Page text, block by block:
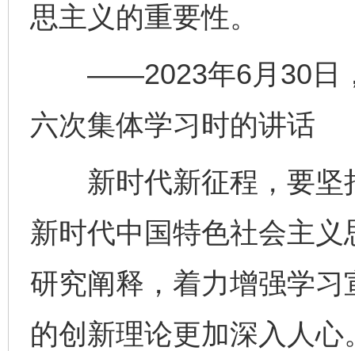
思主义的重要性。
——2023年6月30日，
六次集体学习时的讲话
新时代新征程，要坚
新时代中国特色社会主
研究阐释，着力增强学
的创新理论更加深入人心